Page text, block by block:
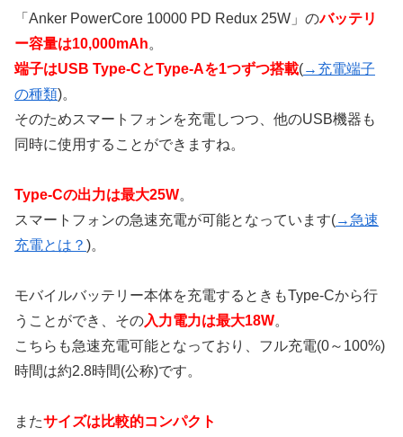
「Anker PowerCore 10000 PD Redux 25W」のバッテリ
ー容量は10,000mAh。
端子はUSB Type-CとType-Aを1つずつ搭載(→充電端子
の種類)。
そのためスマートフォンを充電しつつ、他のUSB機器も
同時に使用することができますね。
Type-Cの出力は最大25W。
スマートフォンの急速充電が可能となっています(→急速
充電とは？ )。
モバイルバッテリー本体を充電するときもType-Cから行
うことができ、その入力電力は最大18W。
こちらも急速充電可能となっており、フル充電(0～100%)
時間は約2.8時間(公称)です。
またサイズは比較的コンパクト